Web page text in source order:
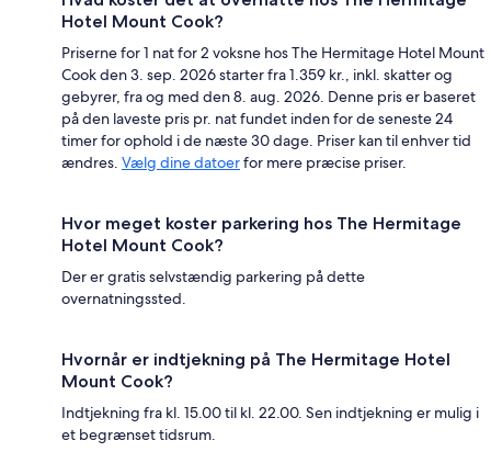
Hotel Mount Cook?
Priserne for 1 nat for 2 voksne hos The Hermitage Hotel Mount
Cook den 3. sep. 2026 starter fra 1.359 kr., inkl. skatter og
gebyrer, fra og med den 8. aug. 2026. Denne pris er baseret
på den laveste pris pr. nat fundet inden for de seneste 24
timer for ophold i de næste 30 dage. Priser kan til enhver tid
ændres. Vælg dine datoerfor mere præcise priser.
Hvor meget koster parkering hos The Hermitage
Hotel Mount Cook?
Der er gratis selvstændig parkering på dette
overnatningssted.
Hvornår er indtjekning på The Hermitage Hotel
Mount Cook?
Indtjekning fra kl. 15.00 til kl. 22.00. Sen indtjekning er mulig i
et begrænset tidsrum.